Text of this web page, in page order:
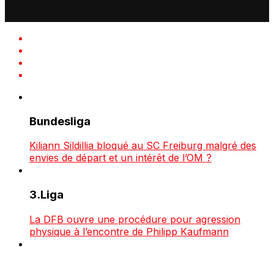
Bundesliga
Kiliann Sildillia bloqué au SC Freiburg malgré des
envies de départ et un intérêt de l’OM ?
3.Liga
La DFB ouvre une procédure pour agression
physique à l’encontre de Philipp Kaufmann